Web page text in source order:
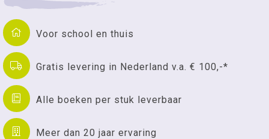
Voor school en thuis
Gratis levering in Nederland v.a. € 100,-*
Alle boeken per stuk leverbaar
Meer dan 20 jaar ervaring